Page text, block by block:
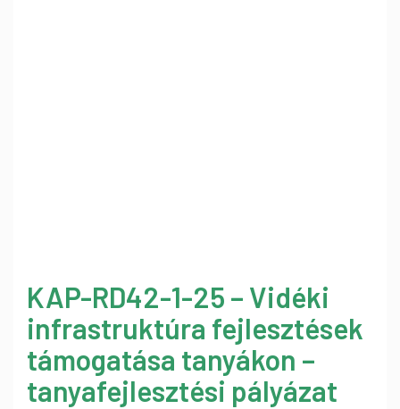
KAP-RD42-1-25 – Vidéki
infrastruktúra fejlesztések
támogatása tanyákon –
tanyafejlesztési pályázat